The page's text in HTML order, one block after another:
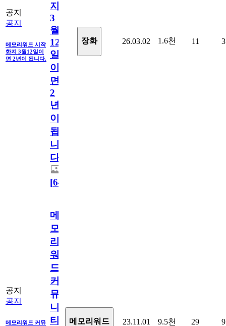
공지
공지
메모리워드 시작
한지 3월12일이
면 2년이 됩니다.
지
3
월
12
일
이
면
2
년
이
됩
니
다.
[64
장화 26.03.02 1.6천 11 3
공지
공지
메모리워드 커뮤
메
모
리
워
드
커
뮤
니
티
메모리워드 23.11.01 9.5천 29 9